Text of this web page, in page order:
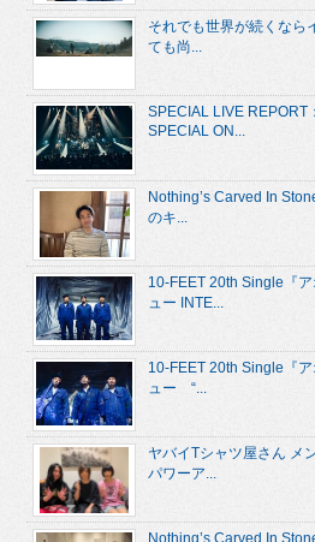
それでも世界が続くなら
ても尚...
SPECIAL LIVE
SPECIAL ON...
Nothing’s Carved In
のキ...
10-FEET 20th Single『
ュー INTE...
10-FEET 20th Single『
ュー “...
ヤバイTシャツ屋さん メ
パワーア...
Nothing’s Carved In